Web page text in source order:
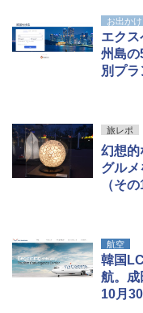
￥
お出かけ
エク
州島の
別プラ
旅レポ
幻想的
グル
（その
航空
韓国
航。成
10月